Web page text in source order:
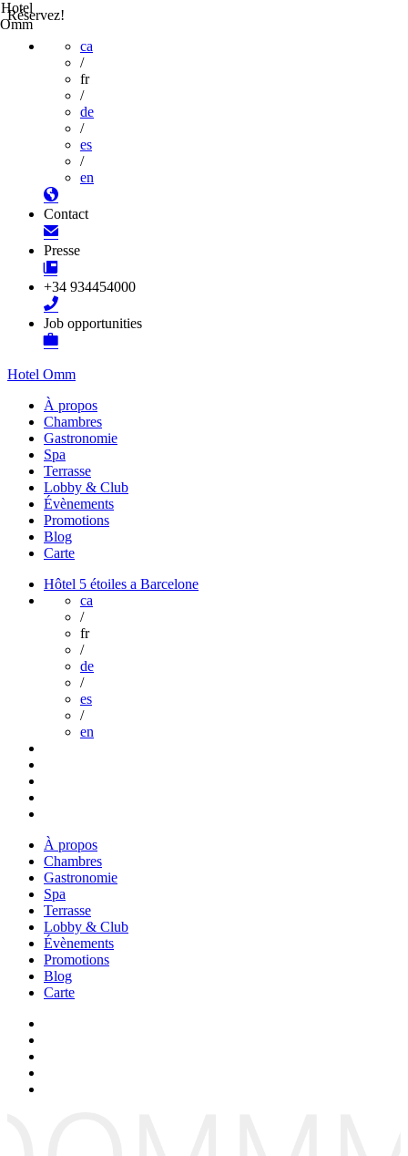
Réservez!
ca
/
fr
/
de
/
es
/
en
Contact
Presse
+34 934454000
Job opportunities
Hotel Omm
À propos
Chambres
Gastronomie
Spa
Terrasse
Lobby & Club
Évènements
Promotions
Blog
Carte
Hôtel 5 étoiles a Barcelone
ca
/
fr
/
de
/
es
/
en
À propos
Chambres
Gastronomie
Spa
Terrasse
Lobby & Club
Évènements
Promotions
Blog
Carte
Hotel
Omm